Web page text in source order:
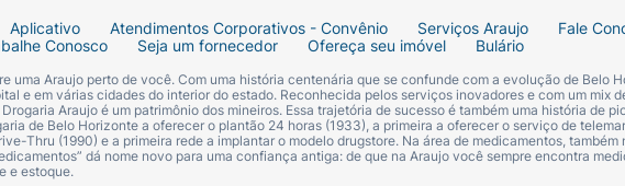
Aplicativo Atendimentos Corporativos - Convênio Serviços Araujo
Fale
Conosco Seja um fornecedor Ofereça seu imóvel Bulário
uma Araujo perto de você. Com uma história centenária que se confunde com a evolução de Belo
e em várias cidades do interior do estado. Reconhecida pelos serviços inovadores e com um mix
Araujo é um patrimônio dos mineiros. Essa trajetória de sucesso é também uma história de
de Belo Horizonte a oferecer o plantão 24 horas (1933), a primeira a oferecer o serviço de
Thru (1990) e a primeira rede a implantar o modelo drugstore. Na área de medicamentos, também
dá nome novo para uma confiança antiga: de que na Araujo você sempre encontra
e estoque.